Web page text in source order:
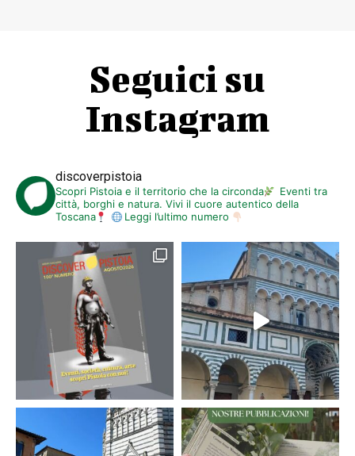
Seguici su
Instagram
discoverpistoia
Scopri Pistoia e il territorio che la circonda
Eventi tra
città, borghi e natura. Vivi il cuore autentico della
Toscana
Leggi l’ultimo numero